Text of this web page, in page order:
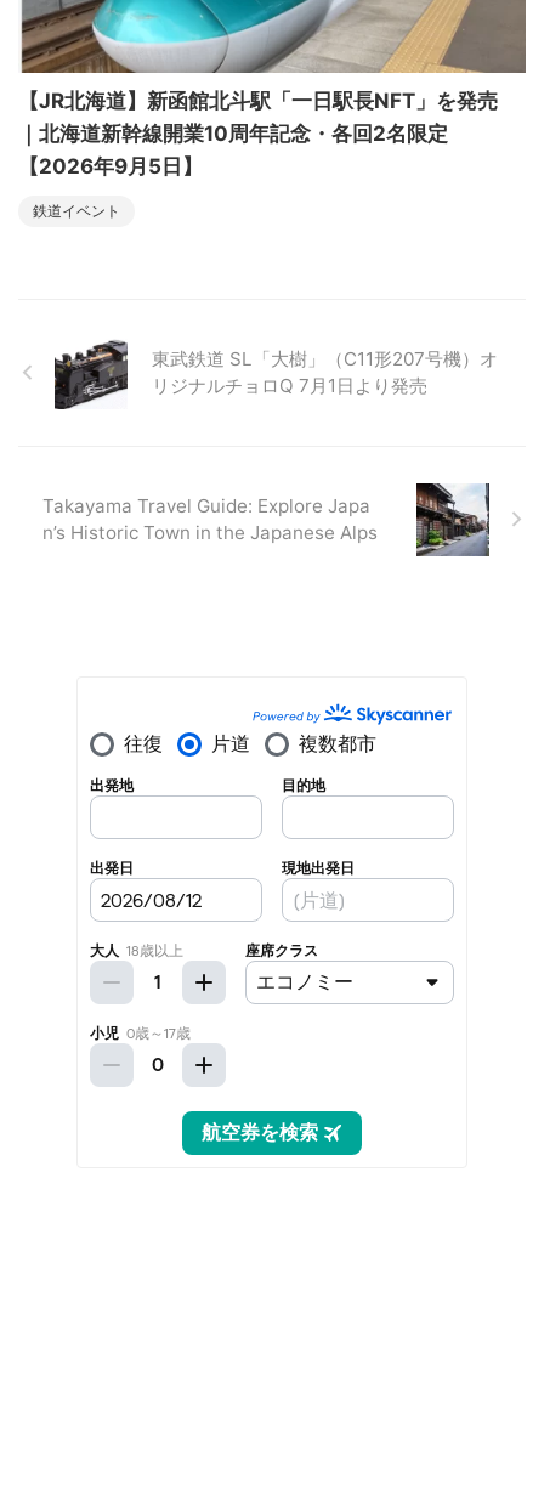
【JR北海道】新函館北斗駅「一日駅長NFT」を発売
｜北海道新幹線開業10周年記念・各回2名限定
【2026年9月5日】
鉄道イベント
東武鉄道 SL「大樹」（C11形207号機）オ
リジナルチョロQ 7月1日より発売
Takayama Travel Guide: Explore Japa
n’s Historic Town in the Japanese Alps